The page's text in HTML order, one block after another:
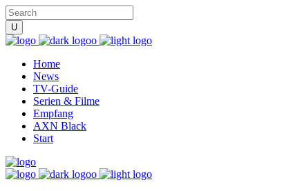
Home
News
TV-Guide
Serien & Filme
Empfang
AXN Black
Start